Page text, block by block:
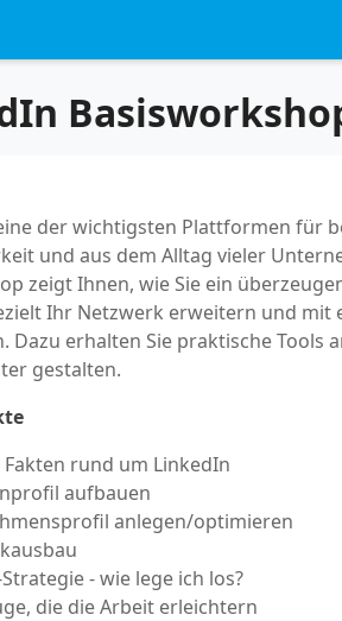
der wichtigsten Plattformen für
und aus dem Alltag vieler
zeigt Ihnen, wie Sie ein
Ihr Netzwerk erweitern und mit
Dazu erhalten Sie praktische Tools
gestalten.
rund um LinkedIn
aufbauen
anlegen/optimieren
- wie lege ich los?
die die Arbeit erleichtern